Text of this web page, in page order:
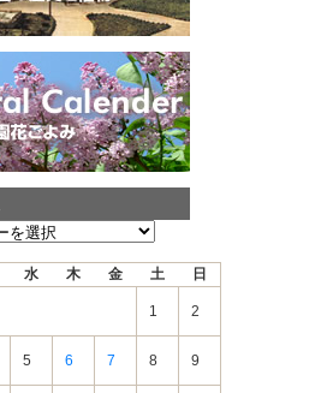
水 木 金 土 日
1 2
5 6 7 8 9